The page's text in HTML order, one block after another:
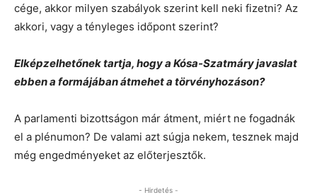
cége, akkor milyen szabályok szerint kell neki fizetni? Az
akkori, vagy a tényleges időpont szerint?
Elképzelhetőnek tartja, hogy a Kósa-Szatmáry javaslat
ebben a formájában átmehet a törvényhozáson?
A parlamenti bizottságon már átment, miért ne fogadnák
el a plénumon? De valami azt súgja nekem, tesznek majd
még engedményeket az előterjesztők.
- Hirdetés -